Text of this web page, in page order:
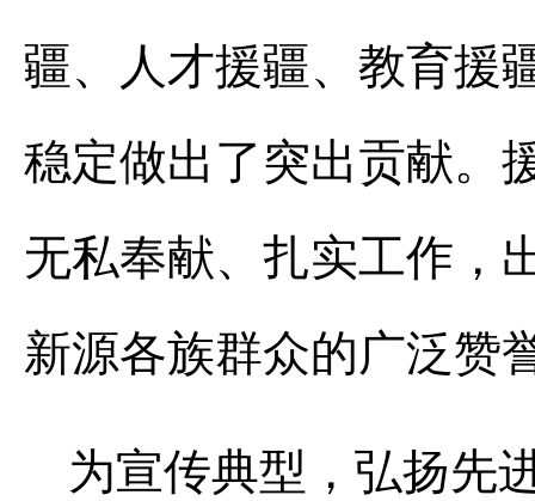
疆、人才援疆、教育援
稳定做出了突出贡献。
无私奉献、扎实工作，
新源各族群众的广泛赞
为宣传典型，弘扬先